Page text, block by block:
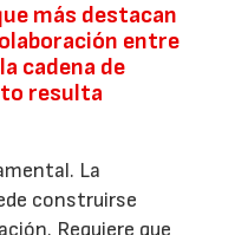
más destacan
entre
cadena de
resulta
La
construirse